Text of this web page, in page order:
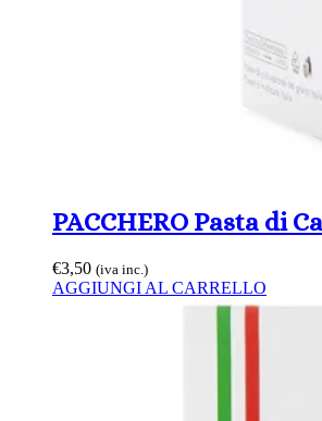
PACCHERO Pasta di
€3,50 (iva inc.)
AGGIUNGI AL CARRELLO